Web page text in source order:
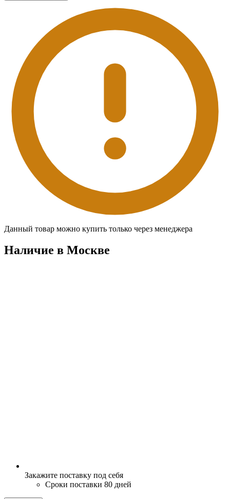
Данный товар можно купить только через менеджера
Наличие в Москвe
Закажите поставку под себя
Сроки поставки 80 дней